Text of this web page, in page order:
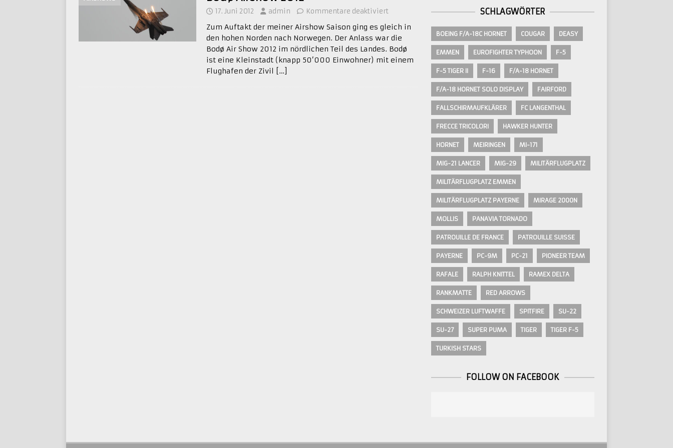
17. Juni 2012 admin Kommentare deaktiviert
Zum Auftakt der meiner Airshow Saison ging es gleich in
den hohen Norden nach Norwegen. Der Anlass war die
Bodø Air Show 2012 im nördlichen Teil des Landes. Bodø
ist eine Kleinstadt (knapp 50’000 Einwohner) mit einem
Flughafen der Zivil
[…]
SCHLAGWÖRTER
BOEING F/A-18C HORNET COUGAR DEASY
EMMEN EUROFIGHTER TYPHOON F-5
F-5 TIGER II F-16 F/A-18 HORNET
F/A-18 HORNET SOLO DISPLAY FAIRFORD
FALLSCHIRMAUFKLÄRER FC LANGENTHAL
FRECCE TRICOLORI HAWKER HUNTER
HORNET MEIRINGEN MI-171
MIG-21 LANCER MIG-29 MILITÄRFLUGPLATZ
MILITÄRFLUGPLATZ EMMEN
MILITÄRFLUGPLATZ PAYERNE MIRAGE 2000N
MOLLIS PANAVIA TORNADO
PATROUILLE DE FRANCE PATROUILLE SUISSE
PAYERNE PC-9M PC-21 PIONEER TEAM
RAFALE RALPH KNITTEL RAMEX DELTA
RANKMATTE RED ARROWS
SCHWEIZER LUFTWAFFE SPITFIRE SU-22
SU-27 SUPER PUMA TIGER TIGER F-5
TURKISH STARS
FOLLOW ON FACEBOOK